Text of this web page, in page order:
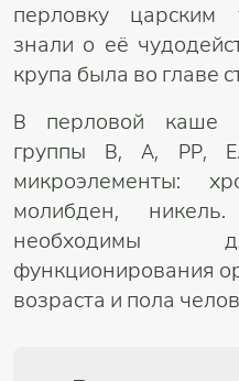
перловку царским
знали о её
крупа была во главе
В перловой каше
группы B, A, PP,
микроэлементы:
молибден,
необходимы
функционирования
возраста и пола